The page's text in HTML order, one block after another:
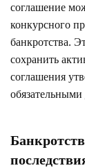
соглашение
конкурсного
банкротства.
сохранить
соглашения
обязательными